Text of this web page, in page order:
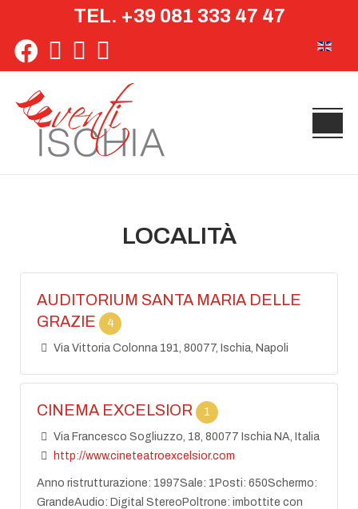
TEL. +39 081 333 47 47
LOCALITÀ
AUDITORIUM SANTA MARIA DELLE
GRAZIE
4
Via Vittoria Colonna 191, 80077, Ischia, Napoli
CINEMA EXCELSIOR 1
Via Francesco Sogliuzzo, 18, 80077 Ischia NA, Italia
http://www.cineteatroexcelsior.com
Anno ristrutturazione: 1997Sale: 1Posti: 650Schermo:
GrandeAudio: Digital StereoPoltrone: imbottite con